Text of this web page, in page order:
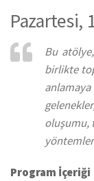
Pazartesi,
Bu
birlikte
oluşumu,
Program İçeriği